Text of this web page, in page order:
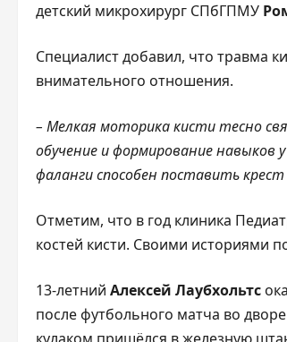
детский микрохирург СПбГПМУ
Специалист добавил, что травма
внимательного отношения.
– Мелкая моторика кисти тесно
обучение и формирование навыков
фаланги способен поставить крест
Отметим, что в год клиника
костей кисти. Своими историями
13-летний Алексей Лаубхольтс
после футбольного матча во